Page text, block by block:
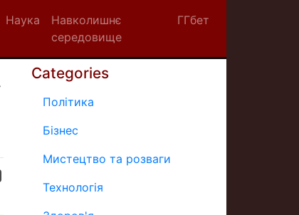
Наука
Навколишнє
середовище
ГГбет
Categories
Політика
Бізнес
Мистецтво та розваги
Технологія